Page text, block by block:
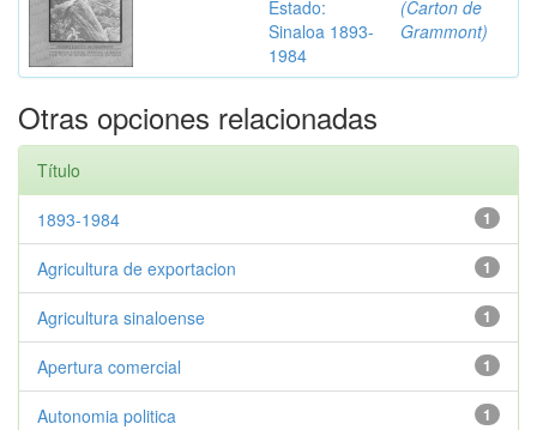
Estado:
Sinaloa 1893-
1984
(Carton de
Grammont)
Otras opciones relacionadas
Título
1
1893-1984
1
Agricultura de exportacion
1
Agricultura sinaloense
1
Apertura comercial
1
Autonomia politica